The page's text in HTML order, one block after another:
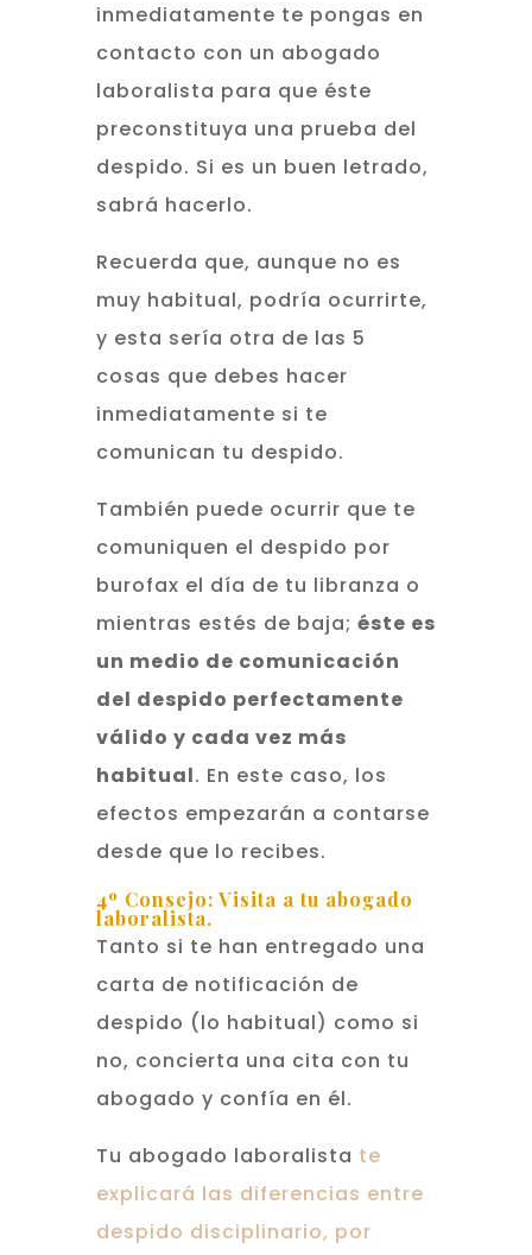
inmediatamente te pongas en
contacto con un abogado
laboralista para que éste
preconstituya una prueba del
despido. Si es un buen letrado,
sabrá hacerlo.
Recuerda que, aunque no es
muy habitual, podría ocurrirte,
y esta sería otra de las 5
cosas que debes hacer
inmediatamente si te
comunican tu despido.
También puede ocurrir que te
comuniquen el despido por
burofax el día de tu libranza o
mientras estés de baja; éste es
un medio de comunicación
del despido perfectamente
válido y cada vez más
habitual. En este caso, los
efectos empezarán a contarse
desde que lo recibes.
4º Consejo: Visita a tu abogado
laboralista.
Tanto si te han entregado una
carta de notificación de
despido (lo habitual) como si
no, concierta una cita con tu
abogado y confía en él.
Tu abogado laboralista te
explicará las diferencias entre
despido disciplinario, por